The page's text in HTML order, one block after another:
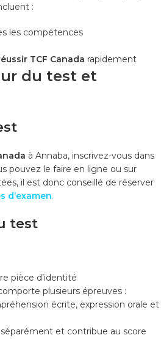
:
les compétences
TCF Canada rapidement
du test et
à Annaba, inscrivez-vous dans
pouvez le faire en ligne ou sur
il est donc conseillé de réserver
d’examen.
test
pièce d’identité
plusieurs épreuves :
écrite, expression orale et
et contribue au score